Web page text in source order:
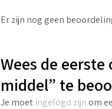
Er zijn nog geen
Wees de
middel” te
Je moet ingelogd zijnom